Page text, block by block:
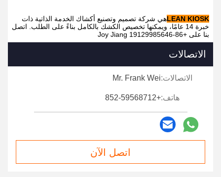
LEAN KIOSKهي شركة تصميم وتصنيع أكشاك الخدمة الذاتية ذات
خبرة 14 عامًا، ويمكنها تخصيص الكشك بالكامل بناءً على الطلب. اتصل
بنا على +86-19129985646 Joy Jiang
الاتصالات
الاتصالات:Mr. Frank Wei
هاتف:+852-59568712
اتصل الآن